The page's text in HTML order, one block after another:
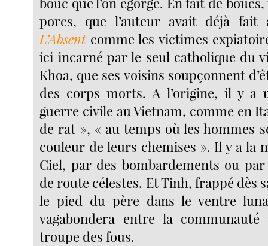
porcs, que l’auteur avait déjà fait
L’Absentcomme les victimes
ici incarné par le seul catholique du
Khoa, que ses voisins soupçonnent
des corps morts. A l’origine, il y a
guerre civile au Vietnam, comme en
de rat », « au temps où les hommes
couleur de leurs chemises ». Il y a la
Ciel, par des bombardements ou par
de route célestes. Et Tinh, frappé dès
le pied du père dans le ventre
vagabondera entre la
troupe des fous.